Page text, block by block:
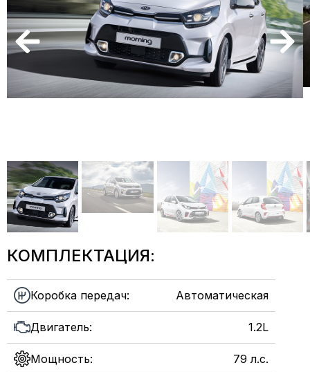
КОМПЛЕКТАЦИЯ:
Коробка передач: Автоматическая
Двигатель: 1.2L
Мощность: 79 л.с.